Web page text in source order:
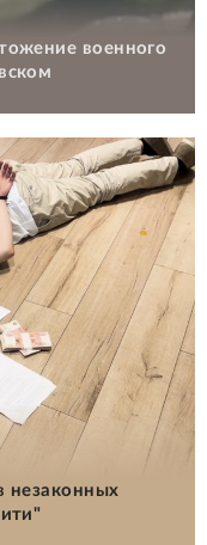
военного
незаконных